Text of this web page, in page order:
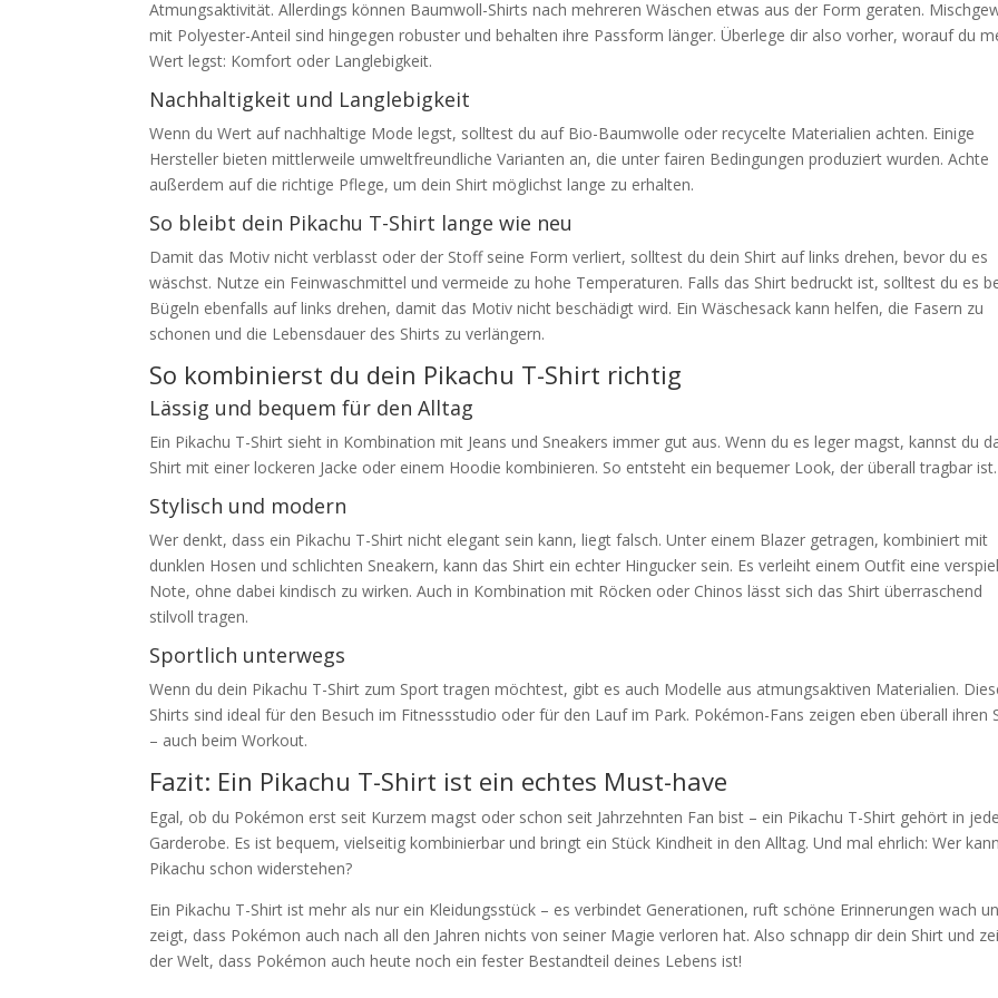
Atmungsaktivität. Allerdings können Baumwoll-Shirts nach mehreren Wäschen etwas aus der Form geraten.
mit Polyester-Anteil sind hingegen robuster und behalten ihre Passform länger. Überlege dir also vorher, worauf du
Wert legst: Komfort oder Langlebigkeit.
Nachhaltigkeit und Langlebigkeit
Wenn du Wert auf nachhaltige Mode legst, solltest du auf Bio-Baumwolle oder recycelte Materialien achten. Einige
Hersteller bieten mittlerweile umweltfreundliche Varianten an, die unter fairen Bedingungen produziert wurden. Achte
außerdem auf die richtige Pflege, um dein Shirt möglichst lange zu erhalten.
So bleibt dein Pikachu T-Shirt lange wie neu
Damit das Motiv nicht verblasst oder der Stoff seine Form verliert, solltest du dein Shirt auf links drehen, bevor du es
wäschst. Nutze ein Feinwaschmittel und vermeide zu hohe Temperaturen. Falls das Shirt bedruckt ist, solltest du es
Bügeln ebenfalls auf links drehen, damit das Motiv nicht beschädigt wird. Ein Wäschesack kann helfen, die Fasern zu
schonen und die Lebensdauer des Shirts zu verlängern.
So kombinierst du dein Pikachu T-Shirt richtig
Lässig und bequem für den Alltag
Ein Pikachu T-Shirt sieht in Kombination mit Jeans und Sneakers immer gut aus. Wenn du es leger magst, kannst du
Shirt mit einer lockeren Jacke oder einem Hoodie kombinieren. So entsteht ein bequemer Look, der überall tragbar ist.
Stylisch und modern
Wer denkt, dass ein Pikachu T-Shirt nicht elegant sein kann, liegt falsch. Unter einem Blazer getragen, kombiniert mit
dunklen Hosen und schlichten Sneakern, kann das Shirt ein echter Hingucker sein. Es verleiht einem Outfit eine
Note, ohne dabei kindisch zu wirken. Auch in Kombination mit Röcken oder Chinos lässt sich das Shirt überraschend
stilvoll tragen.
Sportlich unterwegs
Wenn du dein Pikachu T-Shirt zum Sport tragen möchtest, gibt es auch Modelle aus atmungsaktiven Materialien.
Shirts sind ideal für den Besuch im Fitnessstudio oder für den Lauf im Park. Pokémon-Fans zeigen eben überall ihren
– auch beim Workout.
Fazit: Ein Pikachu T-Shirt ist ein echtes Must-have
Egal, ob du Pokémon erst seit Kurzem magst oder schon seit Jahrzehnten Fan bist – ein Pikachu T-Shirt gehört in jede
Garderobe. Es ist bequem, vielseitig kombinierbar und bringt ein Stück Kindheit in den Alltag. Und mal ehrlich: Wer
Pikachu schon widerstehen?
Ein Pikachu T-Shirt ist mehr als nur ein Kleidungsstück – es verbindet Generationen, ruft schöne Erinnerungen wach
zeigt, dass Pokémon auch nach all den Jahren nichts von seiner Magie verloren hat. Also schnapp dir dein Shirt und
der Welt, dass Pokémon auch heute noch ein fester Bestandteil deines Lebens ist!